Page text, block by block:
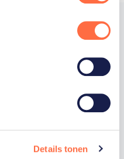
Details tonen
van
wereld maken.